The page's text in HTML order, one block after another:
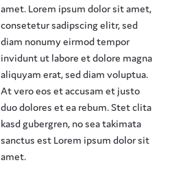
amet. Lorem ipsum dolor sit amet,
consetetur sadipscing elitr, sed
diam nonumy eirmod tempor
invidunt ut labore et dolore magna
aliquyam erat, sed diam voluptua.
At vero eos et accusam et justo
duo dolores et ea rebum. Stet clita
kasd gubergren, no sea takimata
sanctus est Lorem ipsum dolor sit
amet.